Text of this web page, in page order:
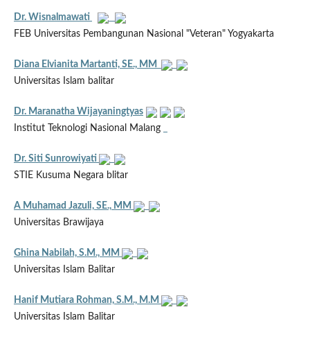
Dr. Wisnalmawati
FEB Universitas Pembangunan Nasional "Veteran" Yogyakarta
Diana Elvianita Martanti, SE., MM
Universitas Islam balitar
Dr. Maranatha Wijayaningtyas
Institut Teknologi Nasional Malang
Dr. Siti Sunrowiyati
STIE Kusuma Negara blitar
A Muhamad Jazuli, SE., MM
Universitas Brawijaya
Ghina Nabilah, S.M., MM
Universitas Islam Balitar
Hanif Mutiara Rohman, S.M., M.M
Universitas Islam Balitar